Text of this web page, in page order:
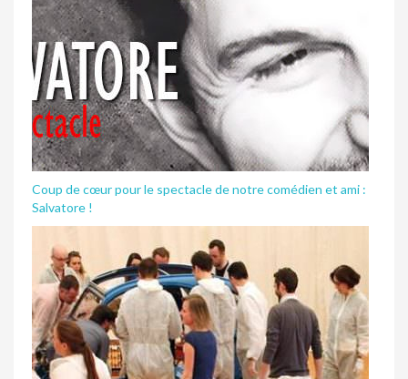
Coup de cœur pour le spectacle de notre comédien et ami :
Salvatore !